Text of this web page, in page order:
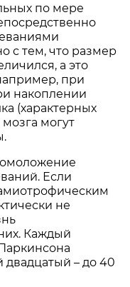
по мере
с тем, что размер
а это
при
накоплении
(характерных
могут
Если
не
Каждый
двадцатый – до 40